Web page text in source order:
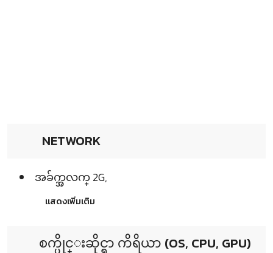
NETWORK
အခ်က္အလက္ 2G,
แสดงเพิ่มเติม
စက္ပိုင္းဆိုင္ရာ ကိရိယာ (OS, CPU, GPU)